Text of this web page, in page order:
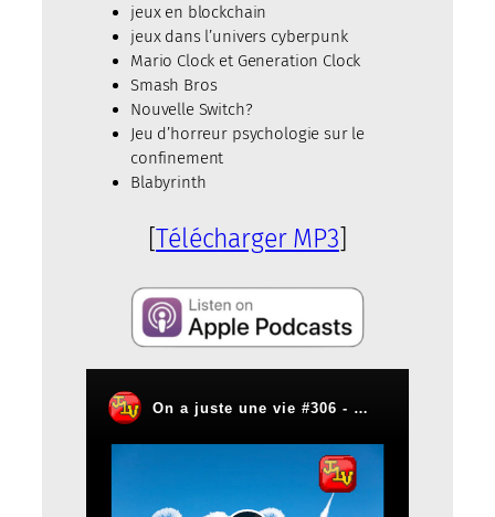
jeux en blockchain
jeux dans l’univers cyberpunk
Mario Clock et Generation Clock
Smash Bros
Nouvelle Switch?
Jeu d’horreur psychologie sur le
confinement
Blabyrinth
[Télécharger MP3]